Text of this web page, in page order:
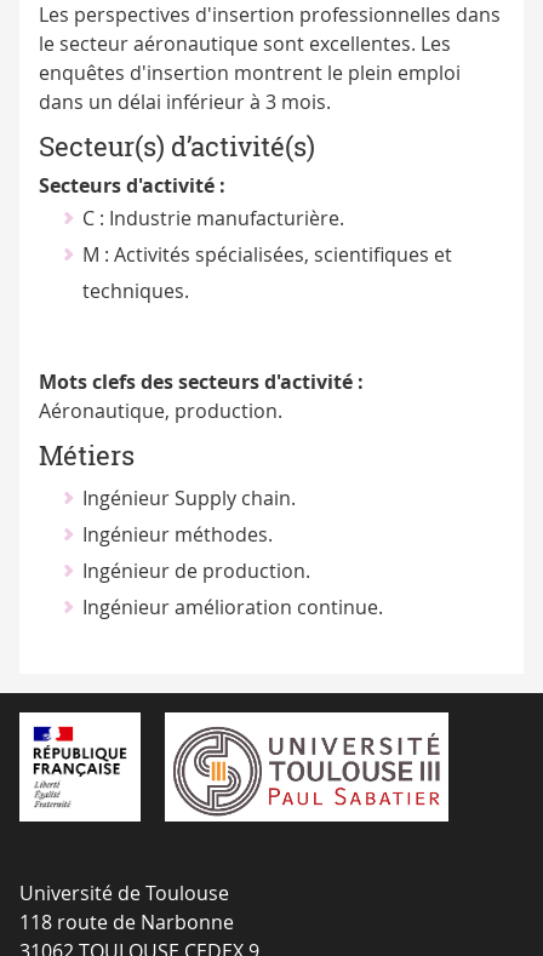
Les perspectives d'insertion professionnelles dans
le secteur aéronautique sont excellentes. Les
enquêtes d'insertion montrent le plein emploi
dans un délai inférieur à 3 mois.
Secteur(s) d’activité(s)
Secteurs d'activité :
C : Industrie manufacturière.
M : Activités spécialisées, scientifiques et
techniques.
Mots clefs des secteurs d'activité :
Aéronautique, production.
Métiers
Ingénieur Supply chain.
Ingénieur méthodes.
Ingénieur de production.
Ingénieur amélioration continue.
Université de Toulouse
118 route de Narbonne